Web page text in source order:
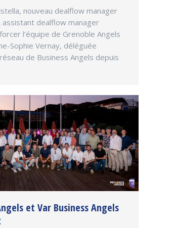
nouveau dealflow manager
assistant dealflow manager
l’équipe de Grenoble Angels
Sophie Vernay, déléguée
de Business Angels depuis
et Var Business Angels